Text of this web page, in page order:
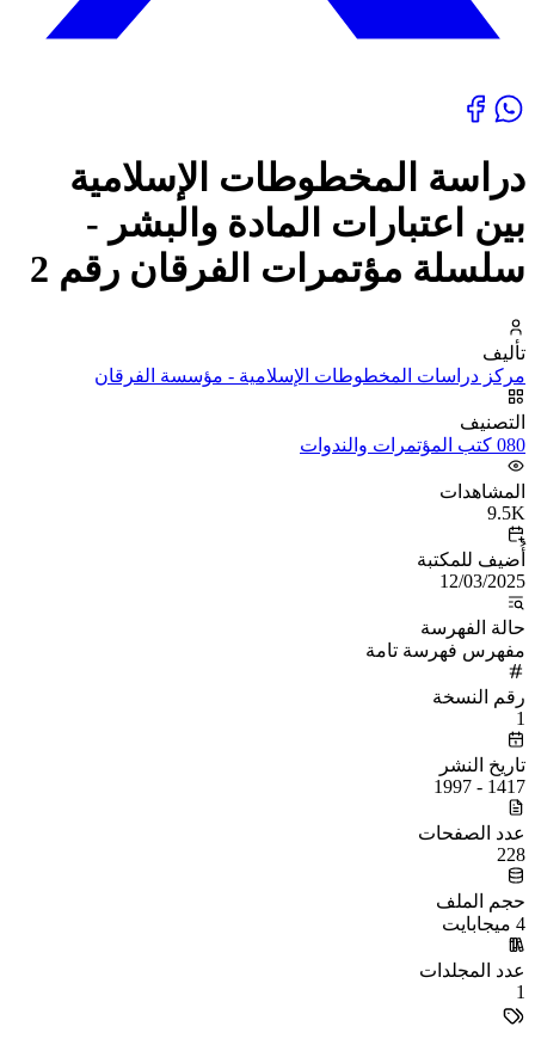
دراسة المخطوطات الإسلامية
بين اعتبارات المادة والبشر -
سلسلة مؤتمرات الفرقان رقم 2
تأليف
مركز دراسات المخطوطات الإسلامية - مؤسسة الفرقان
التصنيف
080 كتب المؤتمرات والندوات
المشاهدات
9.5K
أُضيف للمكتبة
12/03/2025
حالة الفهرسة
مفهرس فهرسة تامة
رقم النسخة
1
تاريخ النشر
1417 - 1997
عدد الصفحات
228
حجم الملف
4 ميجابايت
عدد المجلدات
1